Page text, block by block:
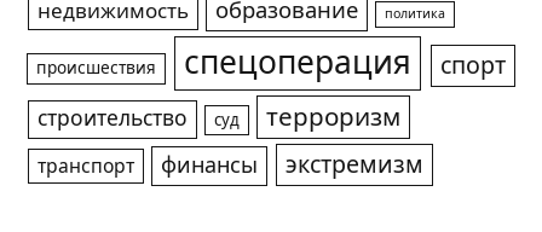
недвижимость
образование политика
происшествия спецоперация спорт
строительство суд терроризм
транспорт финансы экстремизм